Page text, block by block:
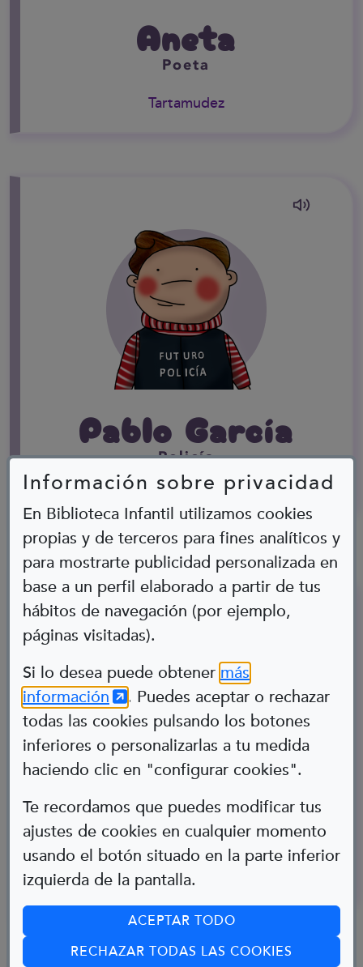
Información sobre privacidad
En Biblioteca Infantil utilizamos cookies
propias y de terceros para fines analíticos y
para mostrarte publicidad personalizada en
base a un perfil elaborado a partir de tus
hábitos de navegación (por ejemplo,
páginas visitadas).
Si lo desea puede obtener más
información (Abre en nueva ventana)
. Puedes aceptar o rechazar
todas las cookies pulsando los botones
inferiores o personalizarlas a tu medida
haciendo clic en "configurar cookies".
Te recordamos que puedes modificar tus
ajustes de cookies en cualquier momento
usando el botón situado en la parte inferior
izquierda de la pantalla.
ACEPTAR TODO
RECHAZAR TODAS LAS COOKIES
Aneta
Poeta
Tartamudez
Pablo García
Policía
Acondroplasia
Silvina
Bailarina
Síndrome de Down
Abre en nueva ventana